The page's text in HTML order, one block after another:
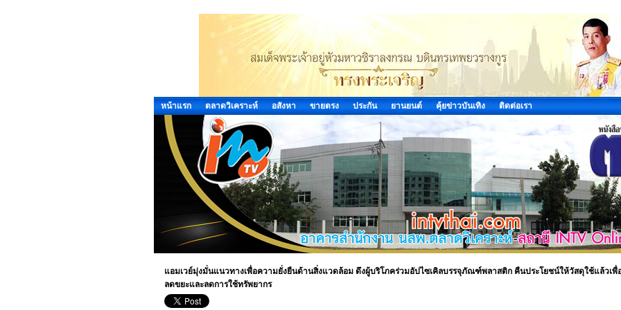
หน้าแรก ตลาดวิเคราะห์ อสังหา ขายตรง ประกัน ยานยนต์ คุ้ยข่าวบันเทิง ติดต่อเรา
แอมเวย์มุ่งมั่นแนวทางเพื่อความยั่งยืนด้านสิ่งแวดล้อม ดึงผู้บริโภคร่วมอัปไซเคิลบรรจุภัณฑ์พลาสติก คืนประโยชน์ให้วัสดุใช้แล้วเพื่
ลดขยะและลดการใช้ทรัพยากร